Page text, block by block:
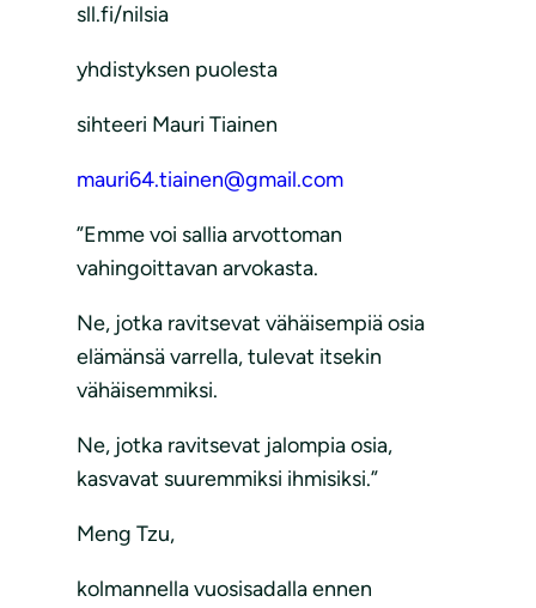
sll.fi/nilsia
yhdistyksen puolesta
sihteeri Mauri Tiainen
mauri64.tiainen@gmail.com
”Emme voi sallia arvottoman
vahingoittavan arvokasta.
Ne, jotka ravitsevat vähäisempiä osia
elämänsä varrella, tulevat itsekin
vähäisemmiksi.
Ne, jotka ravitsevat jalompia osia,
kasvavat suuremmiksi ihmisiksi.”
Meng Tzu,
kolmannella vuosisadalla ennen